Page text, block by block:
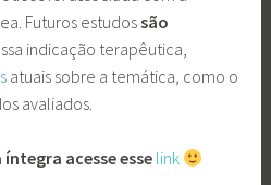
Futuros estudossão
indicação terapêutica,
atuais sobre a temática, como o
avaliados.
acesse esse link